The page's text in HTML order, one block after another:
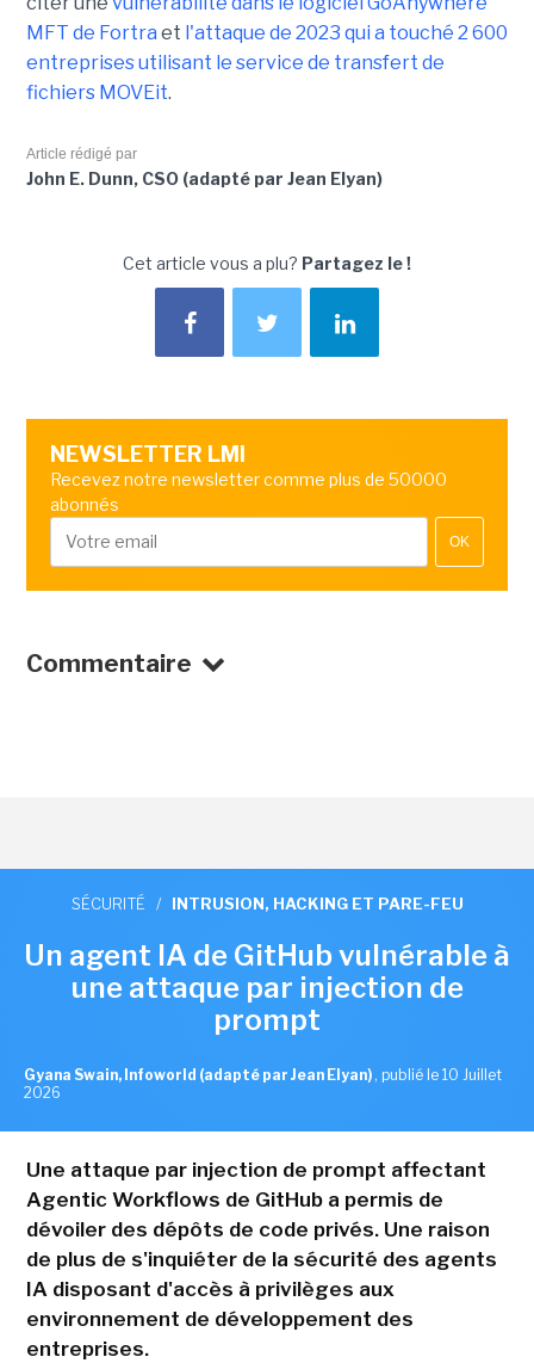
MFT de Fortra et l'attaque de 2023 qui a touché 2 600
entreprises utilisant le service de transfert de
fichiers MOVEit.
Article rédigé par
John E. Dunn, CSO (adapté par Jean Elyan)
Cet article vous a plu? Partagez le !
NEWSLETTER LMI
Recevez notre newsletter comme plus de 50000
abonnés
OK
Commentaire
SÉCURITÉ / INTRUSION, HACKING ET PARE-FEU
Un agent IA de GitHub vulnérable à
une attaque par injection de
prompt
Gyana Swain, Infoworld (adapté par Jean Elyan) , publié le 10 Juillet
2026
Une attaque par injection de prompt affectant
Agentic Workflows de GitHub a permis de
dévoiler des dépôts de code privés. Une raison
de plus de s'inquiéter de la sécurité des agents
IA disposant d'accès à privilèges aux
environnement de développement des
entreprises.